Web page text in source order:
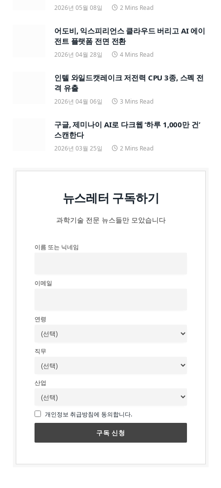
2026년 05월 08일 2 Mins Read
어도비, 익스피리언스 클라우드 버리고 AI 에이
전트 플랫폼 전면 전환
2026년 04월 28일 4 Mins Read
인텔 와일드캣레이크 저전력 CPU 3종, 스펙 전
격 유출
2026년 04월 06일 3 Mins Read
구글, 제미나이 AI로 다크웹 ‘하루 1,000만 건’
스캔한다
2026년 03월 25일 2 Mins Read
뉴스레터 구독하기
과학기술 전문 뉴스들만 모았습니다
이름 또는 닉네임
이메일
연령
직무
산업
개인정보 취급방침에 동의합니다.